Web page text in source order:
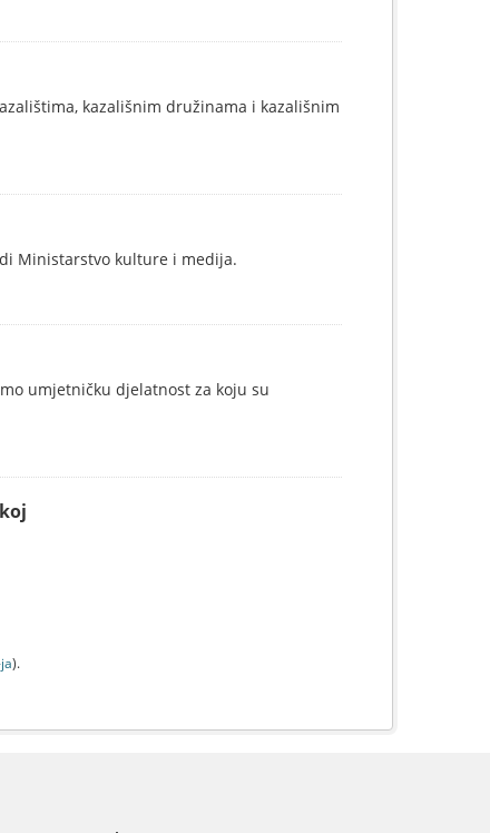
kazališnim družinama i kazališnim
Ministarstvo kulture i medija.
umjetničku djelatnost za koju su
).